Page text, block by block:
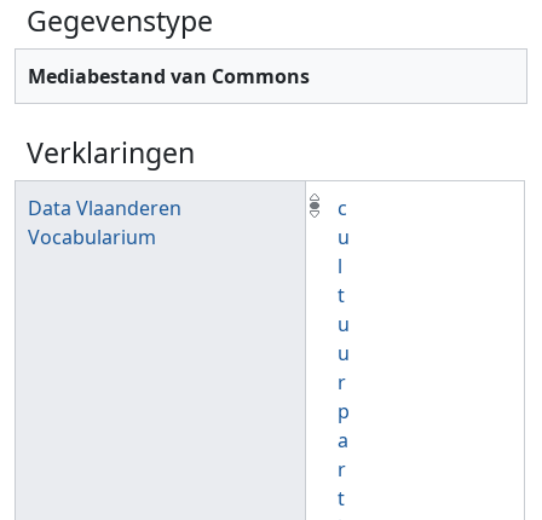
Gegevenstype
Mediabestand van Commons
Verklaringen
Data Vlaanderen
Vocabularium
c
u
l
t
u
u
r
p
a
r
t